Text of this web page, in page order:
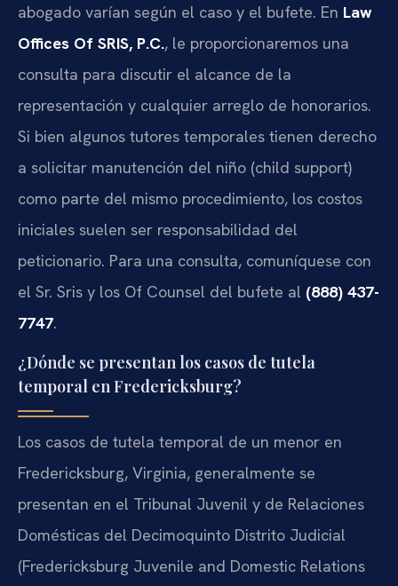
abogado varían según el caso y el bufete. En Law
Offices Of SRIS, P.C., le proporcionaremos una
consulta para discutir el alcance de la
representación y cualquier arreglo de honorarios.
Si bien algunos tutores temporales tienen derecho
a solicitar manutención del niño (child support)
como parte del mismo procedimiento, los costos
iniciales suelen ser responsabilidad del
peticionario. Para una consulta, comuníquese con
el Sr. Sris y los Of Counsel del bufete al (888) 437-
7747.
¿Dónde se presentan los casos de tutela
temporal en Fredericksburg?
Los casos de tutela temporal de un menor en
Fredericksburg, Virginia, generalmente se
presentan en el Tribunal Juvenil y de Relaciones
Domésticas del Decimoquinto Distrito Judicial
(Fredericksburg Juvenile and Domestic Relations